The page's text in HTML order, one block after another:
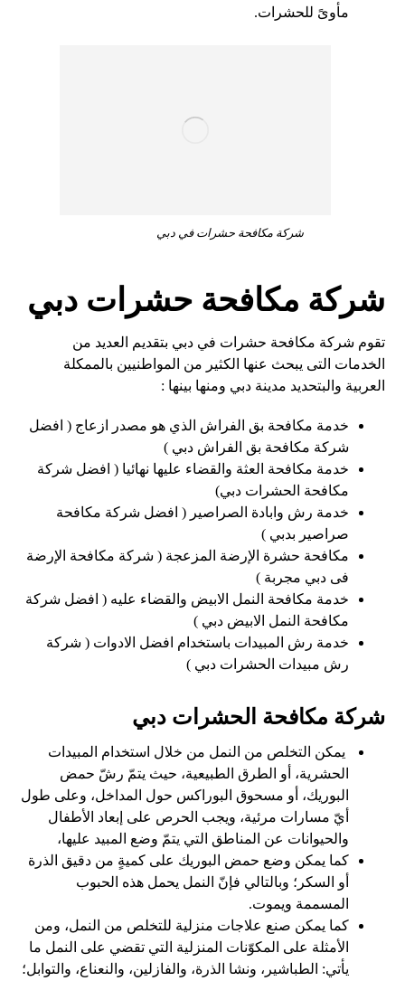
مأوىً للحشرات.
شركة مكافحة حشرات في دبي
شركة مكافحة حشرات دبي
تقوم شركة مكافحة حشرات في دبي بتقديم العديد من
الخدمات التى يبحث عنها الكثير من المواطنيين بالممكلة
العربية والبتحديد مدينة دبي ومنها بينها :
خدمة مكافحة بق الفراش الذي هو مصدر ازعاج ( افضل
شركة مكافحة بق الفراش دبي )
خدمة مكافحة العثة والقضاء عليها نهائيا ( افضل شركة
مكافحة الحشرات دبي)
خدمة رش وابادة الصراصير ( افضل شركة مكافحة
صراصير بدبي )
مكافحة حشرة الإرضة المزعجة ( شركة مكافحة الإرضة
فى دبي مجربة )
خدمة مكافحة النمل الابيض والقضاء عليه ( افضل شركة
مكافحة النمل الابيض دبي )
خدمة رش المبيدات باستخدام افضل الادوات ( شركة
رش مبيدات الحشرات دبي )
شركة مكافحة الحشرات دبي
يمكن التخلص من النمل من خلال استخدام المبيدات
الحشرية، أو الطرق الطبيعية، حيث يتمّ رشّ حمض
البوريك، أو مسحوق البوراكس حول المداخل، وعلى طول
أيّ مسارات مرئية، ويجب الحرص على إبعاد الأطفال
والحيوانات عن المناطق التي يتمّ وضع المبيد عليها،
كما يمكن وضع حمض البوريك على كميةٍ من دقيق الذرة
أو السكر؛ وبالتالي فإنّ النمل يحمل هذه الحبوب
المسممة ويموت.
كما يمكن صنع علاجات منزلية للتخلص من النمل، ومن
الأمثلة على المكوّنات المنزلية التي تقضي على النمل ما
يأتي: الطباشير، ونشا الذرة، والفازلين، والنعناع، والتوابل؛